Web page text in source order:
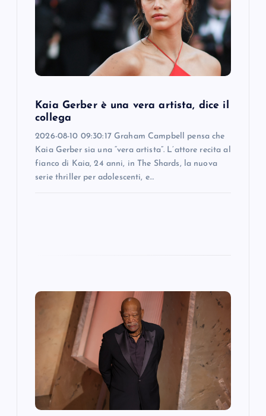
Kaia Gerber è una vera artista, dice il
collega
2026-08-10 09:30:17 Graham Campbell pensa che
Kaia Gerber sia una “vera artista”. L’attore recita al
fianco di Kaia, 24 anni, in The Shards, la nuova
serie thriller per adolescenti, e…